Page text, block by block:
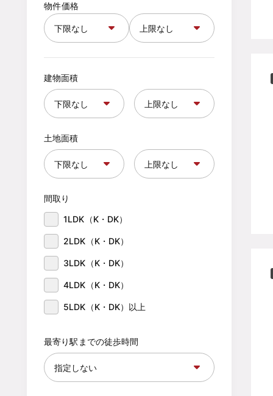
物件価格
建物面積
土地面積
間取り
1LDK（K・DK）
2LDK（K・DK）
3LDK（K・DK）
4LDK（K・DK）
5LDK（K・DK）以上
最寄り駅までの徒歩時間